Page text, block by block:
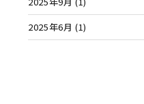
2025年6月(1)